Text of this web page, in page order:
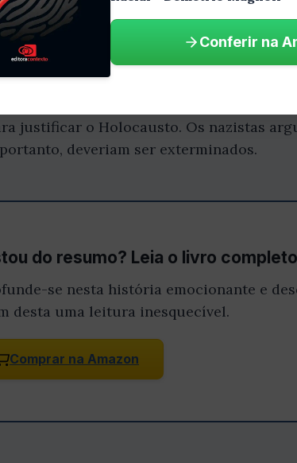
os povos dessas regiões eram
a relação entre a ideia de raça e
justificar o Holocausto. Os nazistas
deveriam ser exterminados.
do resumo? Leia o livro
se nesta história emocionante e
desta uma leitura inesquecível.
Comprar na Amazon
Conferir na